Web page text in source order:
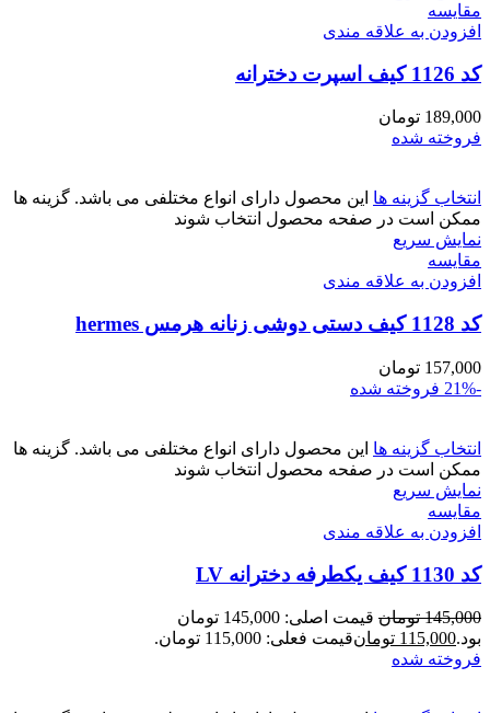
مقايسه
افزودن به علاقه مندی
کد 1126 کیف اسپرت دخترانه
189,000 تومان
فروخته شده
انتخاب گزینه ها این محصول دارای انواع مختلفی می باشد. گزینه ها
ممکن است در صفحه محصول انتخاب شوند
نمایش سریع
مقايسه
افزودن به علاقه مندی
کد 1128 کیف دستی دوشی زنانه هرمس hermes
157,000 تومان
-21%
فروخته شده
انتخاب گزینه ها این محصول دارای انواع مختلفی می باشد. گزینه ها
ممکن است در صفحه محصول انتخاب شوند
نمایش سریع
مقايسه
افزودن به علاقه مندی
کد 1130 کیف یکطرفه دخترانه LV
145,000 تومان
قیمت اصلی: 145,000 تومان
بود.115,000 تومانقیمت فعلی: 115,000 تومان.
فروخته شده